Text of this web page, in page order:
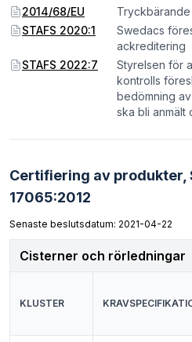
2014/68/EU
Tryckbärande
STAFS 2020:1
Swedacs
ackreditering
STAFS 2022:7
Styrelsen för
kontrolls
bedömning
ska bli anmält
Certifiering av produkter,
17065:2012
Senaste beslutsdatum: 2021-04-22
Cisterner och rörledningar
KLUSTER